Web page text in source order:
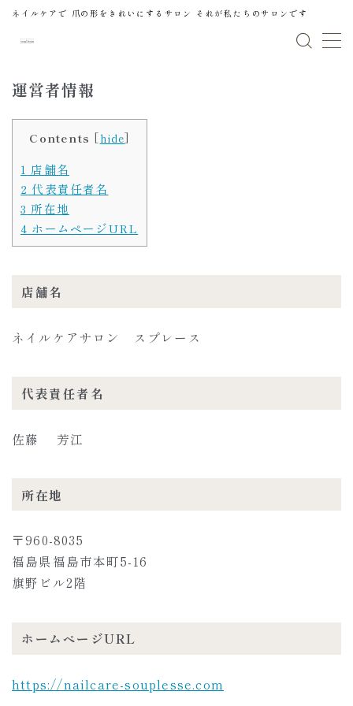
ネイルケアで 爪の形をきれいにするサロン それが私たちのサロンです
Salon サロン
Menu＆Price
Gallery
Blog ブログ
運営者情報
Contents [hide]
1 店舗名
2 代表責任者名
3 所在地
4 ホームページURL
店舗名
ネイルケアサロン スプレース
代表責任者名
佐藤 芳江
所在地
〒960-8035
福島県福島市本町5-16
旗野ビル2階
ホームページURL
https://nailcare-souplesse.com